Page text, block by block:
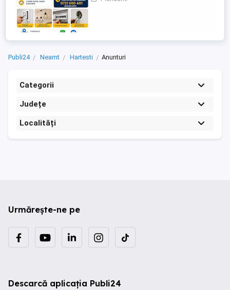
corpuri de iluminat Înlocuire siguranțe
Publi24 Neamt Hartesti Anunturi
Categorii
Județe
Localități
Urmărește-ne pe
Descarcă aplicația Publi24